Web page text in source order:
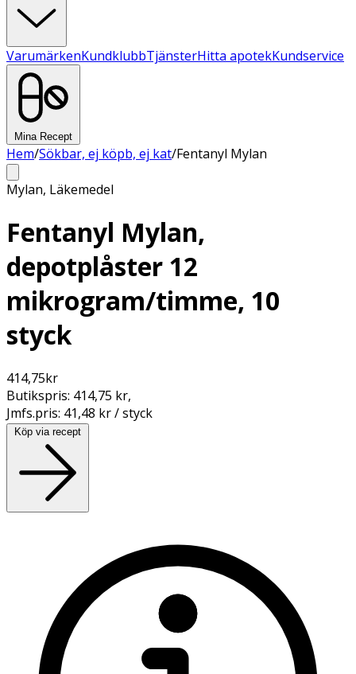
VarumärkenKundklubbTjänsterHitta apotekKundservice
Mina Recept
Hem/Sökbar, ej köpb, ej kat/Fentanyl Mylan
Mylan, Läkemedel
Fentanyl Mylan,
depotplåster 12
mikrogram/timme, 10
styck
414,75kr
Butikspris: 414,75 kr,
Jmfs.pris: 41,48 kr / styck
Köp via recept